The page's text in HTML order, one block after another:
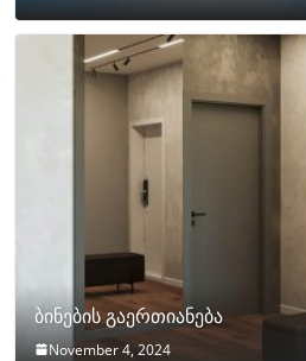
ბინების გაერთიანება
November 4, 2024